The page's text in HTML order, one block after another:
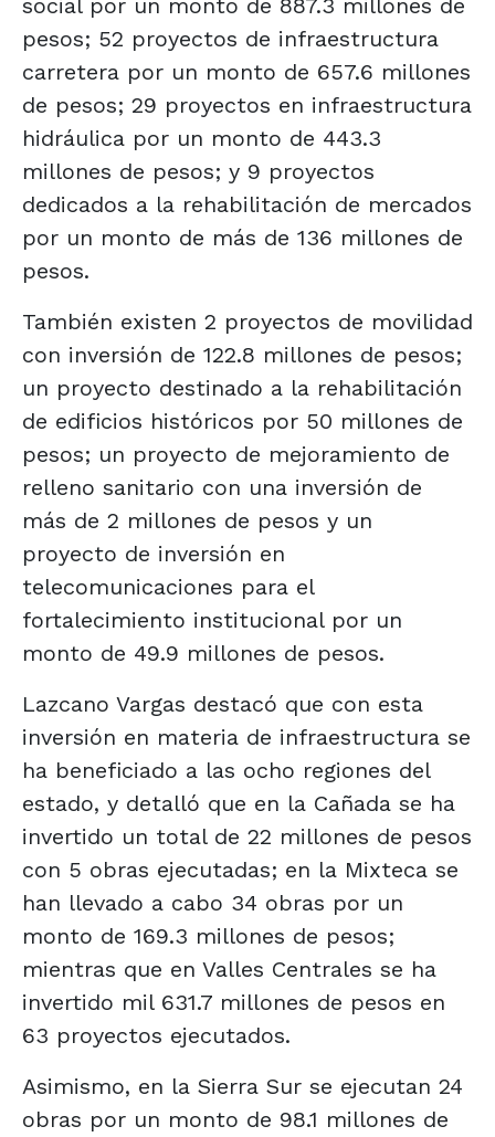
pesos; 52 proyectos de infraestructura
carretera por un monto de 657.6 millones
de pesos; 29 proyectos en infraestructura
hidráulica por un monto de 443.3
millones de pesos; y 9 proyectos
dedicados a la rehabilitación de mercados
por un monto de más de 136 millones de
pesos.
También existen 2 proyectos de movilidad
con inversión de 122.8 millones de pesos;
un proyecto destinado a la rehabilitación
de edificios históricos por 50 millones de
pesos; un proyecto de mejoramiento de
relleno sanitario con una inversión de
más de 2 millones de pesos y un
proyecto de inversión en
telecomunicaciones para el
fortalecimiento institucional por un
monto de 49.9 millones de pesos.
Lazcano Vargas destacó que con esta
inversión en materia de infraestructura se
ha beneficiado a las ocho regiones del
estado, y detalló que en la Cañada se ha
invertido un total de 22 millones de pesos
con 5 obras ejecutadas; en la Mixteca se
han llevado a cabo 34 obras por un
monto de 169.3 millones de pesos;
mientras que en Valles Centrales se ha
invertido mil 631.7 millones de pesos en
63 proyectos ejecutados.
Asimismo, en la Sierra Sur se ejecutan 24
obras por un monto de 98.1 millones de